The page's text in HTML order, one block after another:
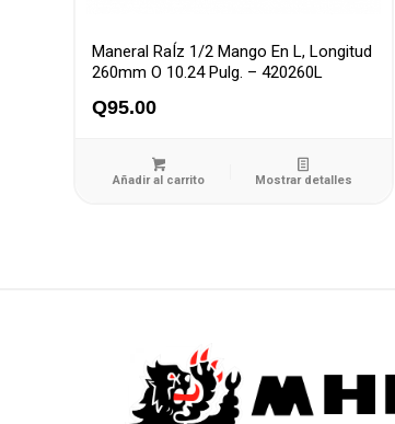
Maneral RaÍz 1/2 Mango En L, Longitud
260mm O 10.24 Pulg. – 420260L
Q95.00
Añadir al carrito Mostrar detalles